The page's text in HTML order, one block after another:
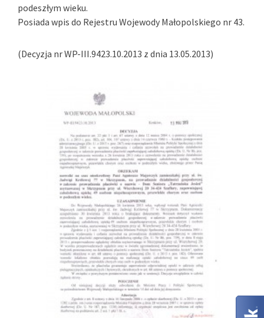
podeszłym wieku.
Posiada wpis do Rejestru Wojewody Małopolskiego nr 43.
(Decyzja nr WP-III.9423.10.2013 z dnia 13.05.2013)